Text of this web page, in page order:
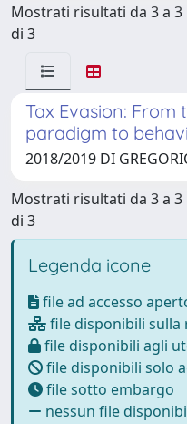
Mostrati risultati da 3 a 3
di 3
Tax Evasion: From
paradigm to
2018/2019 DI
Mostrati risultati da 3 a 3
di 3
Legenda icone
file ad accesso
file disponibili sulla
file disponibili agli
file disponibili solo
file sotto embargo
nessun file